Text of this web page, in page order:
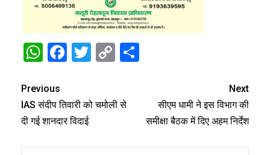
WhatsApp
Facebook
Twitter
Copy
Previous
IAS संदीप तिवारी को चमोली से
दी गई शानदार विदाई
Next
सीएम धामी ने इस विभाग की
समीक्षा बैठक में दिए अहम निर्देश